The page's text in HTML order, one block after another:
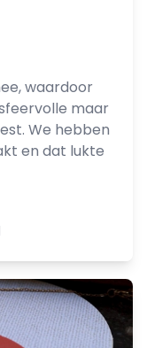
waardoor
maar
We hebben
en dat lukte